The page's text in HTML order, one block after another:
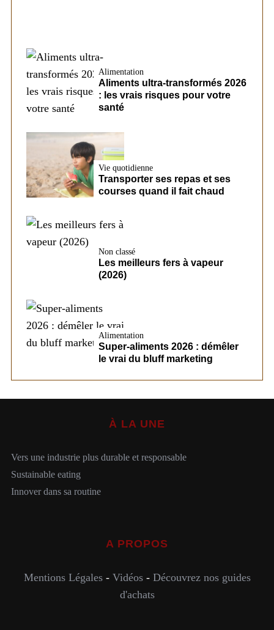
Alimentation
Aliments ultra-transformés 2026
: les vrais risques pour votre
santé
Vie quotidienne
Transporter ses repas et ses
courses quand il fait chaud
Non classé
Les meilleurs fers à vapeur
(2026)
Alimentation
Super-aliments 2026 : démêler
le vrai du bluff marketing
À LA UNE
Vers une industrie plus durable et responsable
Sustainable eating
Innover dans sa routine
A PROPOS
Mentions Légales- Vidéos- Découvrez nos guides
d'achats